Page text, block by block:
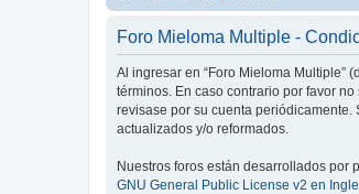
Foro Mieloma Multiple -
Al ingresar en “Foro Mieloma Multiple”
términos. En caso contrario por favor
revisase por su cuenta periódicamente.
actualizados y/o reformados.
Nuestros foros están desarrollados por
GNU General Public License v2 en